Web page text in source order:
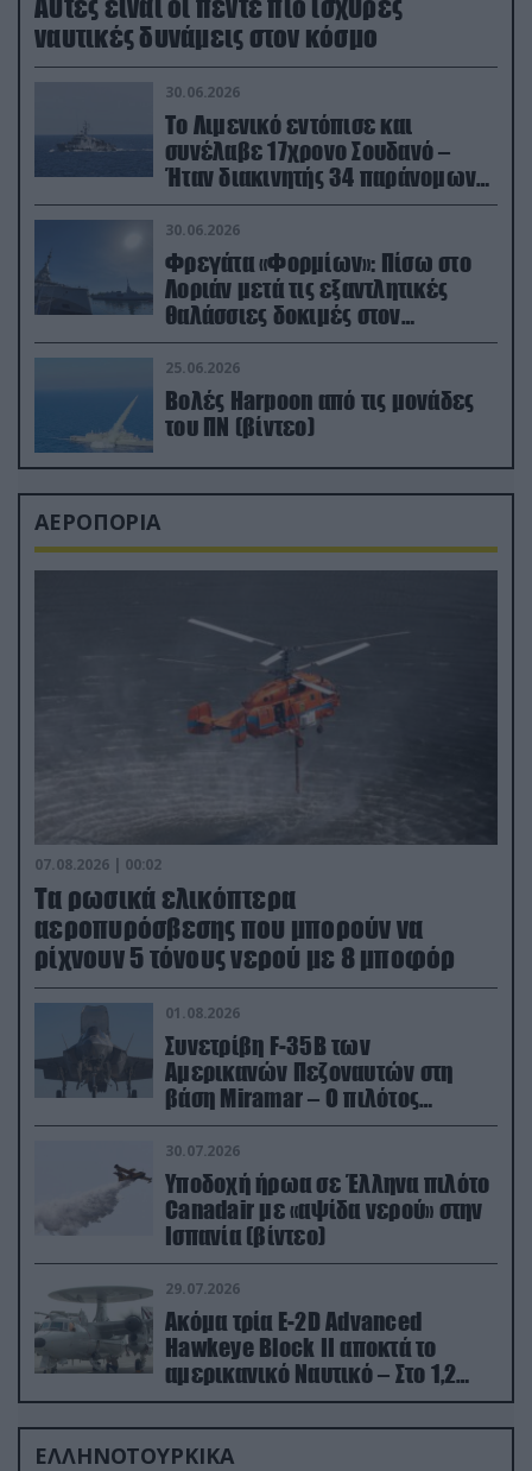
Aυτές είναι οι πέντε πιο ισχυρές
ναυτικές δυνάμεις στον κόσμο
30.06.2026
Το Λιμενικό εντόπισε και
συνέλαβε 17χρονο Σουδανό –
Ήταν διακινητής 34 παράνομων
μεταναστών
30.06.2026
Φρεγάτα «Φορμίων»: Πίσω στο
Λοριάν μετά τις εξαντλητικές
θαλάσσιες δοκιμές στον
απαιτητικό Βισκαϊκό
25.06.2026
Βολές Harpoon από τις μονάδες
του ΠΝ (βίντεο)
ΑΕΡΟΠΟΡΙΑ
07.08.2026 | 00:02
Τα ρωσικά ελικόπτερα
αεροπυρόσβεσης που μπορούν να
ρίχνουν 5 τόνους νερού με 8 μποφόρ
01.08.2026
Συνετρίβη F-35B των
Αμερικανών Πεζοναυτών στη
βάση Miramar – Ο πιλότος
εκτινάχθηκε εγκαίρως
30.07.2026
Υποδοχή ήρωα σε Έλληνα πιλότο
Canadair με «αψίδα νερού» στην
Ισπανία (βίντεο)
29.07.2026
Ακόμα τρία E-2D Advanced
Hawkeye Block II αποκτά το
αμερικανικό Ναυτικό – Στο 1,2
δισ.δολάρια το κόστος
ΕΛΛΗΝΟΤΟΥΡΚΙΚΑ